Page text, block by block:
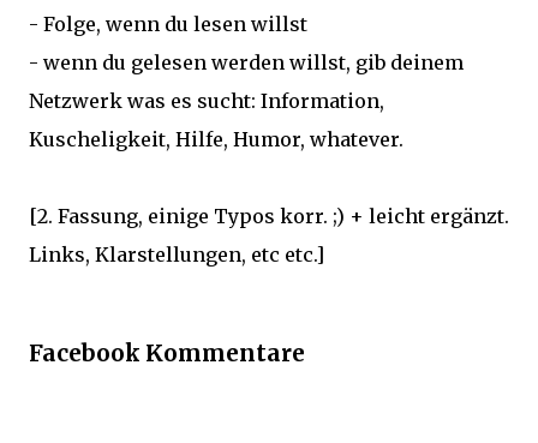
- Folge, wenn du lesen willst
- wenn du gelesen werden willst, gib deinem
Netzwerk was es sucht: Information,
Kuscheligkeit, Hilfe, Humor, whatever.
[2. Fassung, einige Typos korr. ;) + leicht ergänzt.
Links, Klarstellungen, etc etc.]
Facebook Kommentare